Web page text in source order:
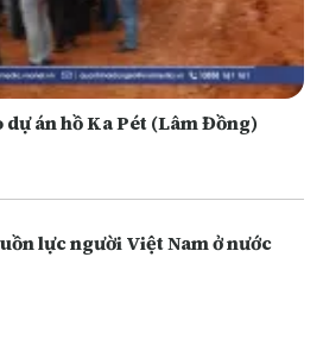
án hồ Ka Pét (Lâm Đồng)
lực người Việt Nam ở nước